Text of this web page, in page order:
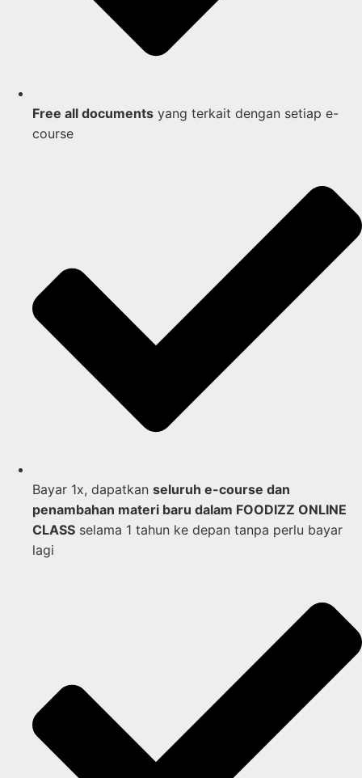
Free all documents yang terkait dengan setiap e-
course
Bayar 1x, dapatkan seluruh e-course dan
penambahan materi baru dalam FOODIZZ ONLINE
CLASS selama 1 tahun ke depan tanpa perlu bayar
lagi